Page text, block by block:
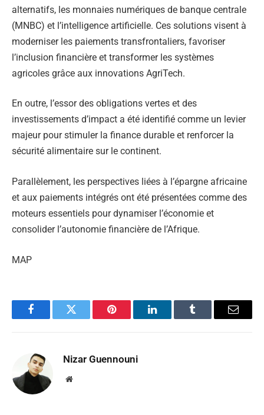
alternatifs, les monnaies numériques de banque centrale
(MNBC) et l’intelligence artificielle. Ces solutions visent à
moderniser les paiements transfrontaliers, favoriser
l’inclusion financière et transformer les systèmes
agricoles grâce aux innovations AgriTech.
En outre, l’essor des obligations vertes et des
investissements d’impact a été identifié comme un levier
majeur pour stimuler la finance durable et renforcer la
sécurité alimentaire sur le continent.
Parallèlement, les perspectives liées à l’épargne africaine
et aux paiements intégrés ont été présentées comme des
moteurs essentiels pour dynamiser l’économie et
consolider l’autonomie financière de l’Afrique.
MAP
FacebookTwitter Pinterest LinkedInTumblr Email
Nizar Guennouni
Website